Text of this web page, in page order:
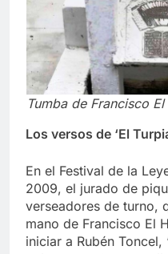
Tumba de Francisco
Los versos de ‘El
En el Festival de la
2009, el jurado de
verseadores de turno,
mano de Francisco El
iniciar a Rubén Toncel,